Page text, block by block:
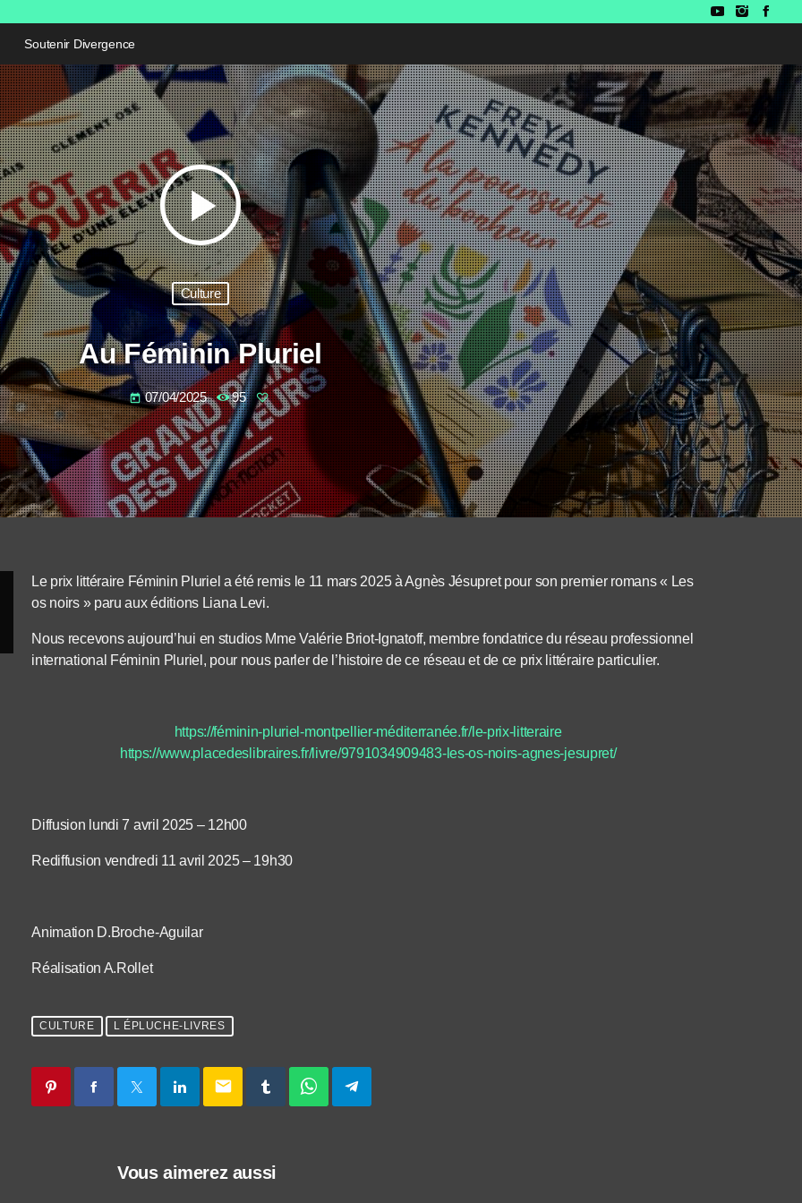
Soutenir Divergence
play_arrow
Culture
Au Féminin Pluriel
today 07/04/2025 95
Le prix littéraire Féminin Pluriel a été remis le 11 mars 2025 à Agnès Jésupret pour son premier romans « Les
os noirs » paru aux éditions Liana Levi.
Nous recevons aujourd’hui en studios Mme Valérie Briot-Ignatoff, membre fondatrice du réseau professionnel
international Féminin Pluriel, pour nous parler de l’histoire de ce réseau et de ce prix littéraire particulier.
https://féminin-pluriel-montpellier-méditerranée.fr/le-prix-litteraire
https://www.placedeslibraires.fr/livre/9791034909483-les-os-noirs-agnes-jesupret/
Diffusion lundi 7 avril 2025 – 12h00
Rediffusion vendredi 11 avril 2025 – 19h30
Animation D.Broche-Aguilar
Réalisation A.Rollet
CULTURE L ÉPLUCHE-LIVRES
email
Vous aimerez aussi